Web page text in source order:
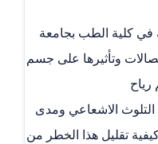
في كلية الطب بجامعة
وتأثيرها على جسم
رياح
الاشعاعي ومدى
تقليل هذا الخطر من